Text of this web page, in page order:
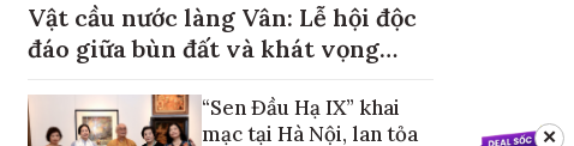
Vật cầu nước làng Vân: Lễ hội độc
đáo giữa bùn đất và khát vọng
“Sen Đầu Hạ IX” khai
mạc tại Hà Nội, lan tỏa
✕